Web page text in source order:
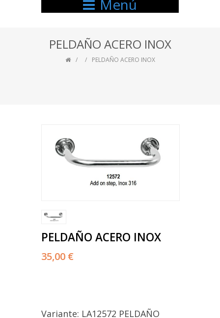
Menú
PELDAÑO ACERO INOX
PELDAÑO ACERO INOX
PELDAÑO ACERO INOX
35,00 €
Variante: LA12572 PELDAÑO